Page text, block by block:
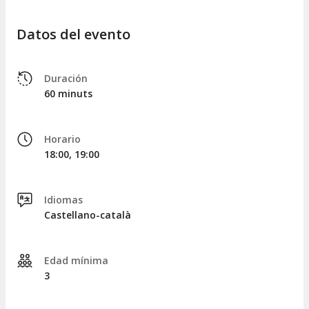
Datos del evento
Duración
60 minuts
Horario
18:00, 19:00
Idiomas
Castellano-català
Edad mínima
3